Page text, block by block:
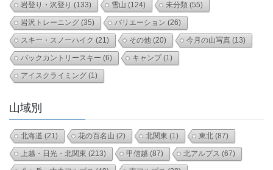
岩登り・沢登り (133) 雪山 (124) 未分類 (55)
岩沢トレーニング (35) バリエーション (26)
スキー・スノーハイク (21) その他 (20) 今月の山写真 (13)
バックカントリースキー (6) キャンプ(1)
アイスクライミング (1)
山域別
北海道 (21) 花の百名山 (2) 北関東 (1) 東北 (87)
上越・日光・北関東 (213) 甲信越 (87) 北アルプス (67)